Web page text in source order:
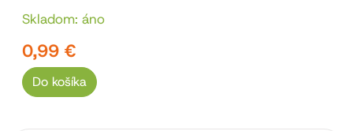
Skladom: áno
0,99 €
Do košíka